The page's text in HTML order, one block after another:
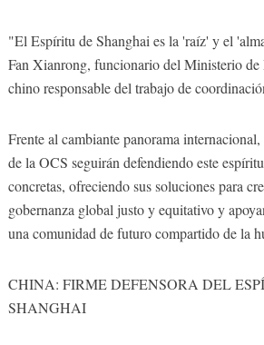
"El Espíritu de Shanghai es la 'raíz' y el
Fan Xianrong, funcionario del Ministerio de
chino responsable del trabajo de
Frente al cambiante panorama
de la OCS seguirán defendiendo este
concretas, ofreciendo sus soluciones para
gobernanza global justo y equitativo y
una comunidad de futuro compartido de la
CHINA: FIRME DEFENSORA DEL
SHANGHAI